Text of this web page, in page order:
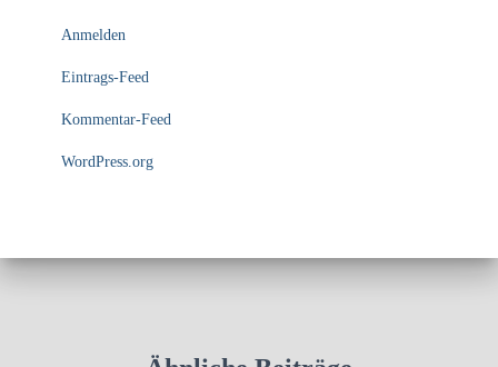
Anmelden
Eintrags-Feed
Kommentar-Feed
WordPress.org